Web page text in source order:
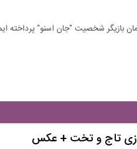
بازیگر شخصیت "جان اسنو" پرداخته
تاج و تخت + عکس